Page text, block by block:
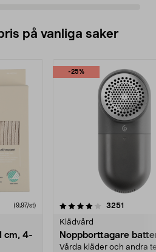
på vanliga saker
(9,97/st)
cm, 4-
-25%
3251
Klädvård
Noppborttagare
Vårda kläder och andra
4.5av 5 stjärnor